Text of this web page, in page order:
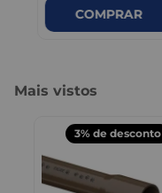
COMPRAR
Mais vistos
3% de desconto